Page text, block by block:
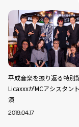
平成音楽を振り返る特別
LicaxxxがMCアシスタン
演
2019.04.17